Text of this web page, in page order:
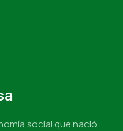
social que nació